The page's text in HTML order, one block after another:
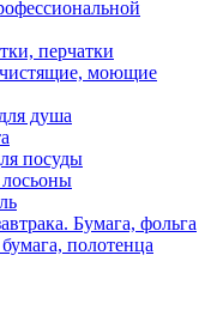
перчатки
моющие
душа
посуды
Бумага, фольга
полотенца